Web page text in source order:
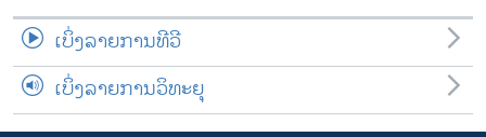
ເບິ່ງລາຍການທີວີ
ເບິ່ງລາຍການວິທະຍຸ